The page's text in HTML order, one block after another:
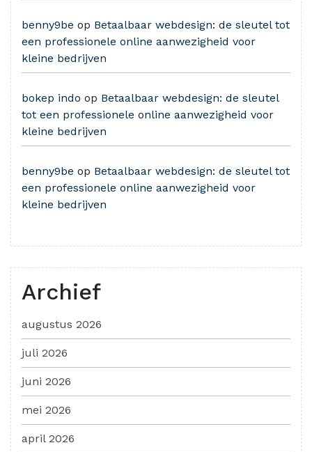
benny9be op Betaalbaar webdesign: de sleutel tot
een professionele online aanwezigheid voor
kleine bedrijven
bokep indo op Betaalbaar webdesign: de sleutel
tot een professionele online aanwezigheid voor
kleine bedrijven
benny9be op Betaalbaar webdesign: de sleutel tot
een professionele online aanwezigheid voor
kleine bedrijven
Archief
augustus 2026
juli 2026
juni 2026
mei 2026
april 2026